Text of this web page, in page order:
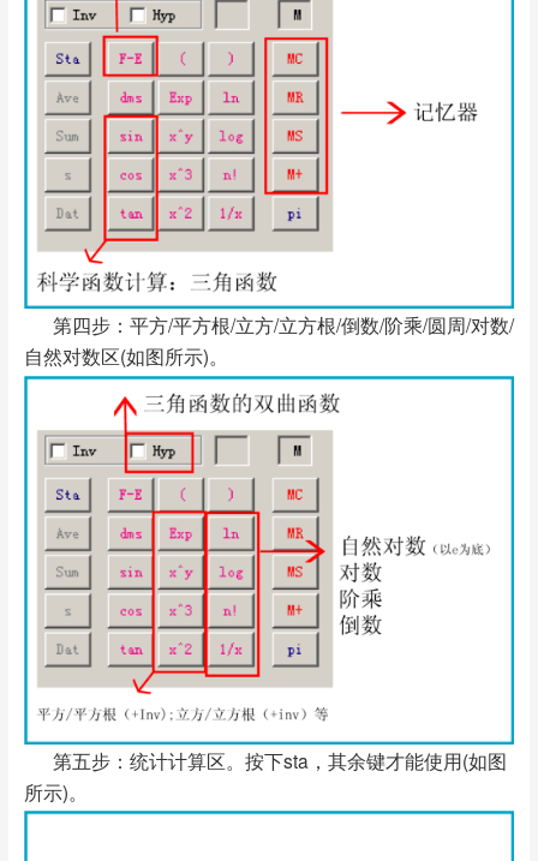
第四步：平方/平方根/立方/立方根/倒数/阶乘/圆周/对数/
自然对数区(如图所示)。
第五步：统计计算区。按下sta，其余键才能使用(如图
所示)。